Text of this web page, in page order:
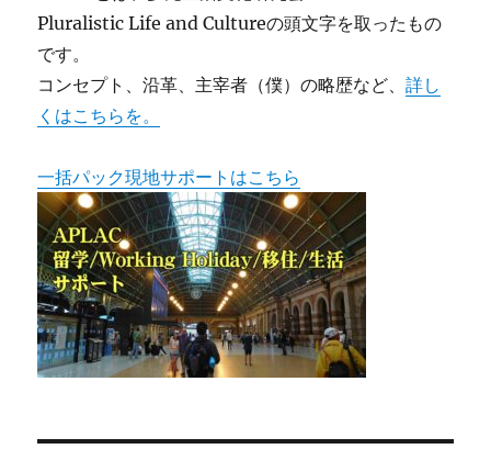
Pluralistic Life and Cultureの頭文字を取ったもの
です。
コンセプト、沿革、主宰者（僕）の略歴など、詳し
くはこちらを。
一括パック現地サポートはこちら